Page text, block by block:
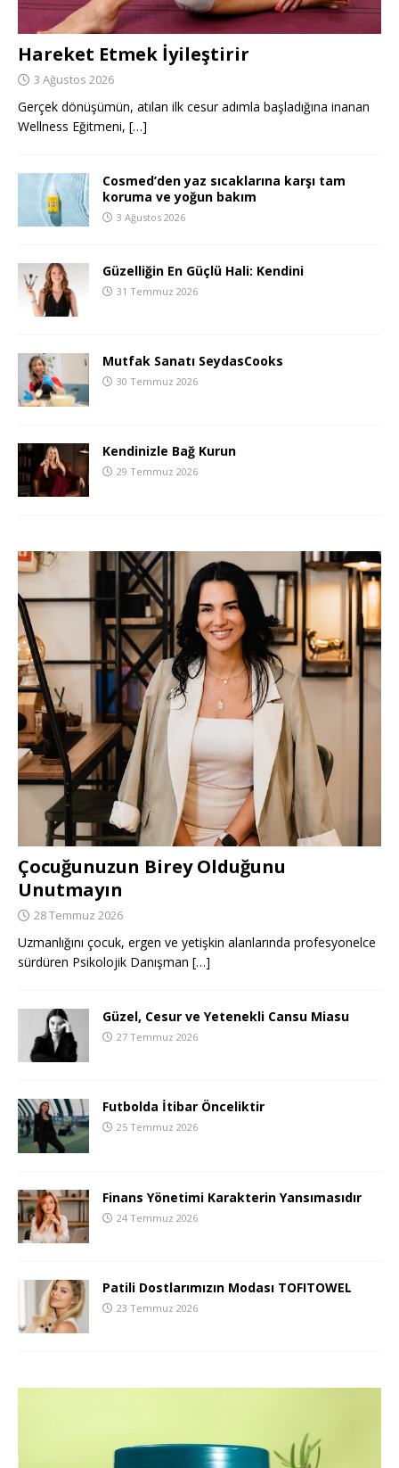
Hareket Etmek İyileştirir
3 Ağustos 2026
Gerçek dönüşümün, atılan ilk cesur adımla başladığına inanan
Wellness Eğitmeni, […]
Cosmed’den yaz sıcaklarına karşı tam
koruma ve yoğun bakım
3 Ağustos 2026
Güzelliğin En Güçlü Hali: Kendini
31 Temmuz 2026
Mutfak Sanatı SeydasCooks
30 Temmuz 2026
Kendinizle Bağ Kurun
29 Temmuz 2026
Çocuğunuzun Birey Olduğunu
Unutmayın
28 Temmuz 2026
Uzmanlığını çocuk, ergen ve yetişkin alanlarında profesyonelce
sürdüren Psikolojik Danışman […]
Güzel, Cesur ve Yetenekli Cansu Miasu
27 Temmuz 2026
Futbolda İtibar Önceliktir
25 Temmuz 2026
Finans Yönetimi Karakterin Yansımasıdır
24 Temmuz 2026
Patili Dostlarımızın Modası TOFITOWEL
23 Temmuz 2026